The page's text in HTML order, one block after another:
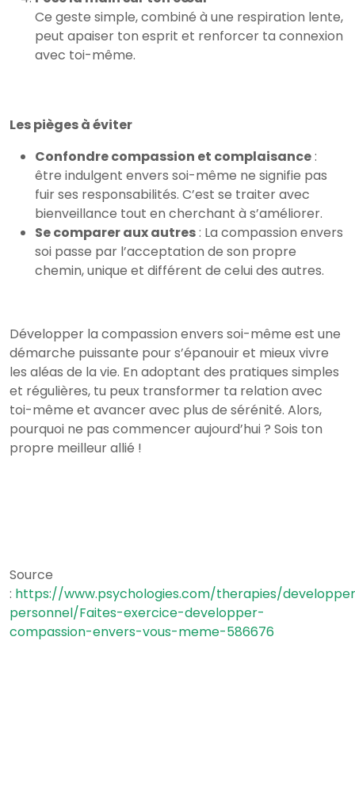
Ce geste simple, combiné à une respiration lente,
peut apaiser ton esprit et renforcer ta connexion
avec toi-même.
Les pièges à éviter
Confondre compassion et complaisance:
être indulgent envers soi-même ne signifie pas
fuir ses responsabilités. C’est se traiter avec
bienveillance tout en cherchant à s’améliorer.
Se comparer aux autres: La compassion envers
soi passe par l’acceptation de son propre
chemin, unique et différent de celui des autres.
Développer la compassion envers soi-même est une
démarche puissante pour s’épanouir et mieux vivre
les aléas de la vie. En adoptant des pratiques simples
et régulières, tu peux transformer ta relation avec
toi-même et avancer avec plus de sérénité. Alors,
pourquoi ne pas commencer aujourd’hui ? Sois ton
propre meilleur allié !
Source
: https://www.psychologies.com/therapies/
personnel/Faites-exercice-developper-
compassion-envers-vous-meme-586676